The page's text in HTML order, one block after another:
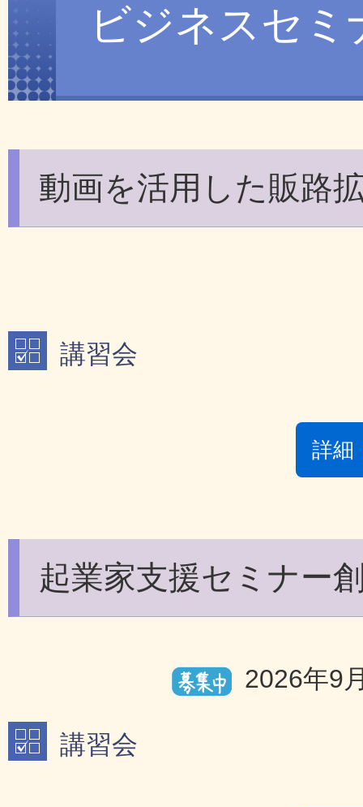
ビジネスセミ
動画を活用した販路
講習会
詳細
起業家支援セミナー
2026年9
講習会